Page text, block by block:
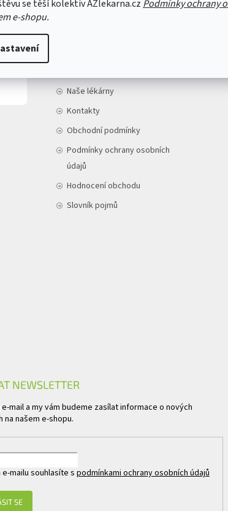
se těší kolektiv AZlekarna.cz Podmínky ochrany
e-shopu.
Naše lékárny
Kontakty
Obchodní podmínky
Podmínky ochrany osobních
údajů
Hodnocení obchodu
Slovník pojmů
NEWSLETTER
mail a my vám budeme zasílat informace o nových
našem e-shopu.
e-mailu souhlasíte spodmínkami ochrany osobních údajů
SE